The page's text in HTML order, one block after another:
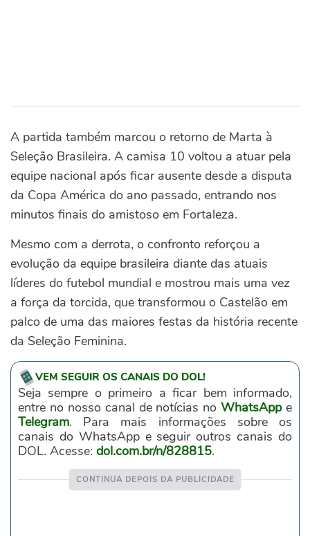
A partida também marcou o retorno de Marta à
Seleção Brasileira. A camisa 10 voltou a atuar pela
equipe nacional após ficar ausente desde a disputa
da Copa América do ano passado, entrando nos
minutos finais do amistoso em Fortaleza.
Mesmo com a derrota, o confronto reforçou a
evolução da equipe brasileira diante das atuais
líderes do futebol mundial e mostrou mais uma vez
a força da torcida, que transformou o Castelão em
palco de uma das maiores festas da história recente
da Seleção Feminina.
VEM SEGUIR OS CANAIS DO DOL!
Seja sempre o primeiro a ficar bem informado,
entre no nosso canal de notícias noWhatsAppe
Telegram. Para mais informações sobre os
canais do WhatsApp e seguir outros canais do
DOL. Acesse: dol.com.br/n/828815.